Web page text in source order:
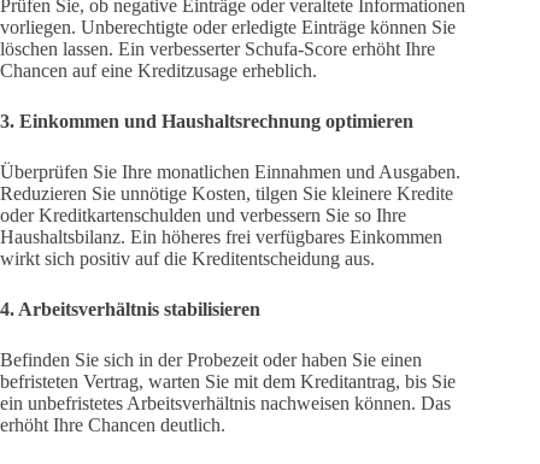
Prüfen Sie, ob negative Einträge oder veraltete Informationen
vorliegen. Unberechtigte oder erledigte Einträge können Sie
löschen lassen. Ein verbesserter Schufa-Score erhöht Ihre
Chancen auf eine Kreditzusage erheblich.
3. Einkommen und Haushaltsrechnung optimieren
Überprüfen Sie Ihre monatlichen Einnahmen und Ausgaben.
Reduzieren Sie unnötige Kosten, tilgen Sie kleinere Kredite
oder Kreditkartenschulden und verbessern Sie so Ihre
Haushaltsbilanz. Ein höheres frei verfügbares Einkommen
wirkt sich positiv auf die Kreditentscheidung aus.
4. Arbeitsverhältnis stabilisieren
Befinden Sie sich in der Probezeit oder haben Sie einen
befristeten Vertrag, warten Sie mit dem Kreditantrag, bis Sie
ein unbefristetes Arbeitsverhältnis nachweisen können. Das
erhöht Ihre Chancen deutlich.